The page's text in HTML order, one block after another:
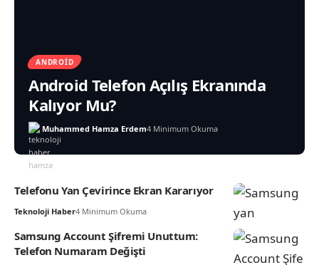
Teknoloji Haber
Sorunu
Teknoloji Haber
ANDROID
Android Telefon Açılış Ekranında
Kalıyor Mu?
Muhammed Hamza Erdem4 Minimum Okuma
Telefonu Yan Çevirince Ekran Kararıyor
Teknoloji Haber4 Minimum Okuma
Samsung Account Şifremi Unuttum:
Telefon Numaram Değişti